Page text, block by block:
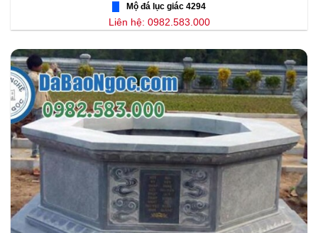
Mộ đá lục giác 4294
Liên hệ: 0982.583.000